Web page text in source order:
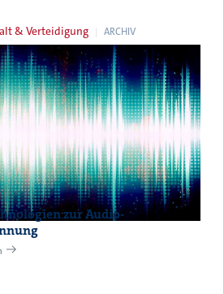
& Verteidigung ARCHIV
zur Audio-